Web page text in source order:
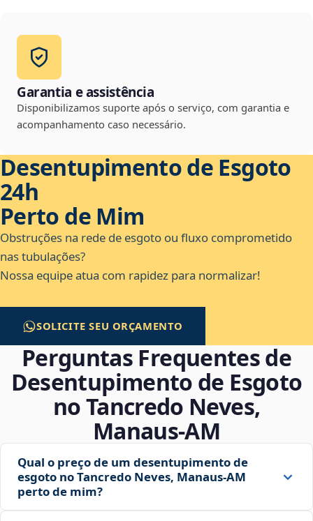
Garantia e assistência
Disponibilizamos suporte após o serviço, com garantia e
acompanhamento caso necessário.
Desentupimento de Esgoto
24h
Perto de Mim
Obstruções na rede de esgoto ou fluxo comprometido
nas tubulações?
Nossa equipe atua com rapidez para normalizar!
SOLICITE SEU ORÇAMENTO
Perguntas Frequentes de
Desentupimento de Esgoto
no Tancredo Neves,
Manaus‑AM
Qual o preço de um desentupimento de
esgoto no Tancredo Neves, Manaus‑AM
perto de mim?